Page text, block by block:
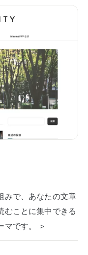
みで、あなたの文章
むことに集中できる
マです。 ＞